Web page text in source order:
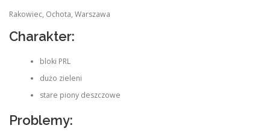
Rakowiec, Ochota, Warszawa
Charakter:
bloki PRL
dużo zieleni
stare piony deszczowe
Problemy: